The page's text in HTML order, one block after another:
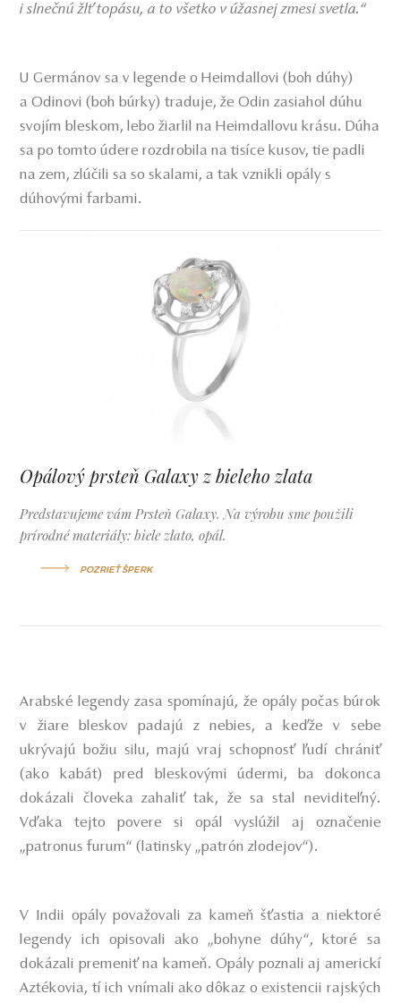
i slnečnú žlť topásu, a to všetko v úžasnej zmesi svetla.“
U Germánov sa v legende o Heimdallovi (boh dúhy)
a Odinovi (boh búrky) traduje, že Odin zasiahol dúhu
svojím bleskom, lebo žiarlil na Heimdallovu krásu. Dúha
sa po tomto údere rozdrobila na tisíce kusov, tie padli
na zem, zlúčili sa so skalami, a tak vznikli opály s
dúhovými farbami.
Opálový prsteň Galaxy z bieleho zlata
Predstavujeme vám Prsteň Galaxy. Na výrobu sme použili
prírodné materiály: biele zlato, opál.
POZRIEŤ ŠPERK
Arabské legendy zasa spomínajú, že opály počas búrok
v žiare bleskov padajú z nebies, a keďže v sebe
ukrývajú božiu silu, majú vraj schopnosť ľudí chrániť
(ako kabát) pred bleskovými údermi, ba dokonca
dokázali človeka zahaliť tak, že sa stal neviditeľný.
Vďaka tejto povere si opál vyslúžil aj označenie
„patronus furum“ (latinsky „patrón zlodejov“).
V Indii opály považovali za kameň šťastia a niektoré
legendy ich opisovali ako „bohyne dúhy“, ktoré sa
dokázali premeniť na kameň. Opály poznali aj americkí
Aztékovia, tí ich vnímali ako dôkaz o existencii rajských